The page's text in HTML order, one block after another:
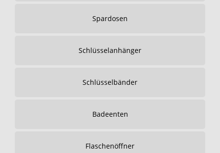
Spardosen
Schlüsselanhänger
Schlüsselbänder
Badeenten
Flaschenöffner